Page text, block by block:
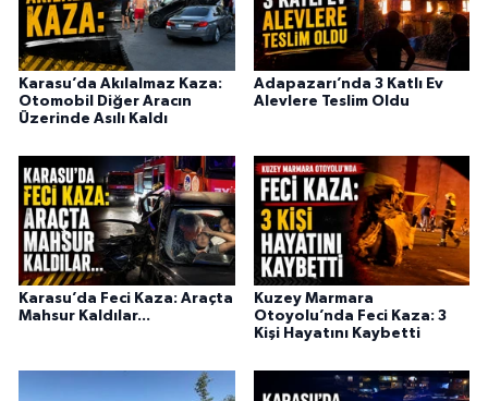
Karasu’da Akılalmaz Kaza:
Otomobil Diğer Aracın
Üzerinde Asılı Kaldı
Adapazarı’nda 3 Katlı Ev
Alevlere Teslim Oldu
Karasu’da Feci Kaza: Araçta
Mahsur Kaldılar...
Kuzey Marmara
Otoyolu’nda Feci Kaza: 3
Kişi Hayatını Kaybetti